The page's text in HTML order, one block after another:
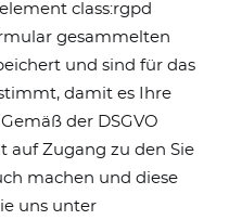
class:rgpd
gesammelten
und sind für das
damit es Ihre
der DSGVO
auf Zugang zu den Sie
machen und diese
uns unter